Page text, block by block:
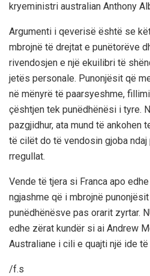
kryeministri australian Anthony
Argumenti i qeverisë është se
mbrojnë të drejtat e punëtorëve
rivendosjen e një ekuilibri të
jetës personale. Punonjësit që
në mënyrë të paarsyeshme,
çështjen tek punëdhënësi i tyre.
pazgjidhur, ata mund të ankohen
të cilët do të vendosin gjoba
rregullat.
Vende të tjera si Franca apo
ngjashme që i mbrojnë
punëdhënësve pas orarit zyrtar.
edhe zërat kundër si ai Andrew
Australiane i cili e quajti një ide
/f.s